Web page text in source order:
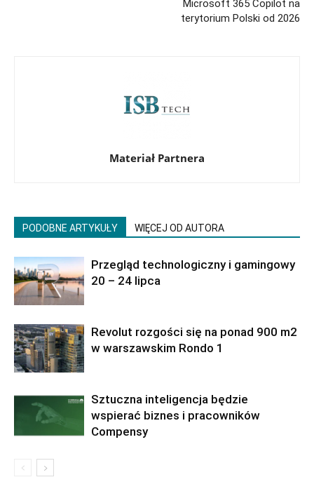
Microsoft 365 Copilot na
terytorium Polski od 2026
Materiał Partnera
PODOBNE ARTYKUŁY WIĘCEJ OD AUTORA
Przegląd technologiczny i gamingowy
20 – 24 lipca
Revolut rozgości się na ponad 900 m2
w warszawskim Rondo 1
Sztuczna inteligencja będzie
wspierać biznes i pracowników
Compensy